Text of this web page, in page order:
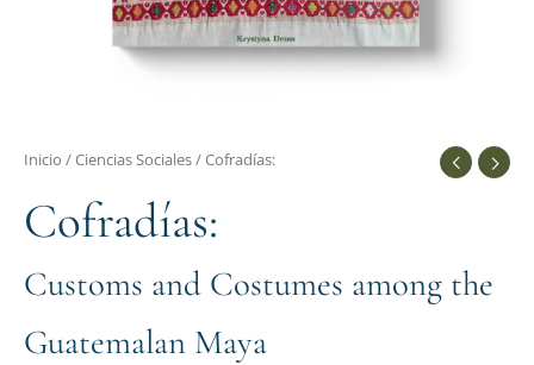
Inicio /Ciencias Sociales/ Cofradías:
Cofradías:
Customs and Costumes among the
Guatemalan Maya